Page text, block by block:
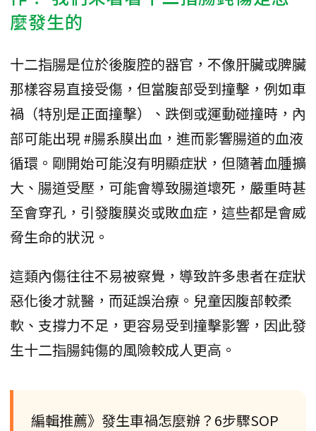
麼發生的
十二指腸是位於後腹腔的器官，不像肝臟或脾臟
那樣容易直接受傷，但當腹部受到撞擊，例如車
禍（特別是正面撞擊）、跌倒或運動碰撞時，內
部可能出現 #腸系膜出血，進而影響腸道的血液
循環。剛開始可能沒有明顯症狀，但隨著血腫擴
大、腸道受壓，可能會導致腸道壞死，嚴重時甚
至會穿孔，引發腹膜炎或敗血症，這些都是會威
脅生命的狀況。
這類內傷往往不易被察覺，導致許多患者在症狀
惡化後才就醫，而延誤治療。兒童因腹部較柔
軟、支撐力不足，更容易受到撞擊影響，因此發
生十二指腸鈍傷的風險較成人更高。
編輯推薦》發生車禍怎麼辦？6步驟SOP